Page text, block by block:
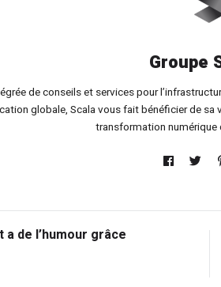
Groupe
de conseils et services pour
globale, Scala vous fait bénéficier de
transformation
de l’humour grâce